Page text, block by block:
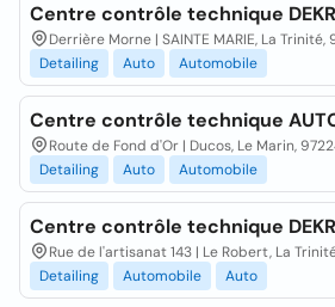
Centre contrôle technique
Derrière Morne | SAINTE MARIE, La Trinité,
Detailing
Auto Automobile
Centre contrôle technique
Route de Fond d'Or | Ducos, Le Marin,
Detailing
Auto Automobile
Centre contrôle technique
Rue de l'artisanat 143 | Le Robert, La
Detailing
Automobile Auto